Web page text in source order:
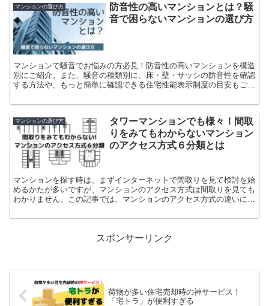
マンションの選び方
防音性の高いマンションとは？騒
音で困らないマンションの選び方
マンションで騒音でお悩みの方必見！防音性の高いマンションを構造
別にご紹介。また、騒音の種類別に、床・壁・サッシの防音性を確認
する方法や、もっと簡単に確認できる住宅性能表示制度の目安もご紹
マンションの選び方
タワーマンションでも様々！間取
りをみてもわからないマンション
のアクセス方式６分類とは
マンションを探す時は、まずインターネットで間取りを見て検討を始
めるかたが多いですが、マンションのアクセス方式は間取りを見ても
わかりません。この記事では、マンションのアクセス方式の違いによ
スポンサーリンク
荷物が多い住宅売却時の神サービス！
「宅トラ」が便利すぎる